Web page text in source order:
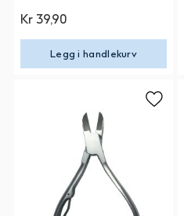
Kr 39,90
Legg i handlekurv